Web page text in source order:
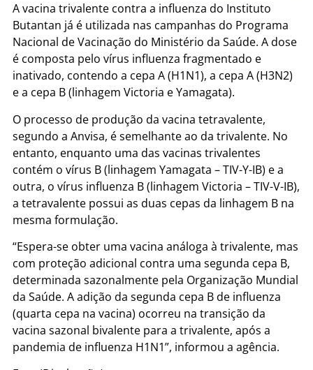
A vacina trivalente contra a influenza do Instituto
Butantan já é utilizada nas campanhas do Programa
Nacional de Vacinação do Ministério da Saúde. A dose
é composta pelo vírus influenza fragmentado e
inativado, contendo a cepa A (H1N1), a cepa A (H3N2)
e a cepa B (linhagem Victoria e Yamagata).
O processo de produção da vacina tetravalente,
segundo a Anvisa, é semelhante ao da trivalente. No
entanto, enquanto uma das vacinas trivalentes
contém o vírus B (linhagem Yamagata – TIV-Y-IB) e a
outra, o vírus influenza B (linhagem Victoria – TIV-V-IB),
a tetravalente possui as duas cepas da linhagem B na
mesma formulação.
“Espera-se obter uma vacina análoga à trivalente, mas
com proteção adicional contra uma segunda cepa B,
determinada sazonalmente pela Organização Mundial
da Saúde. A adição da segunda cepa B de influenza
(quarta cepa na vacina) ocorreu na transição da
vacina sazonal bivalente para a trivalente, após a
pandemia de influenza H1N1”, informou a agência.